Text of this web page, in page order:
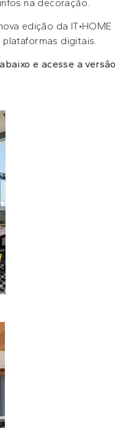
na decoração.
edição da IT•HOME
plataformas digitais.
e acesse a versão